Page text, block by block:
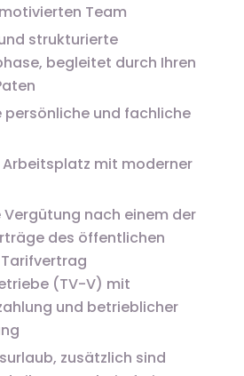
Team
strukturierte
begleitet durch Ihren
persönliche und fachliche
Arbeitsplatz mit moderner
nach einem der
des öffentlichen
(TV-V) mit
und betrieblicher
zusätzlich sind